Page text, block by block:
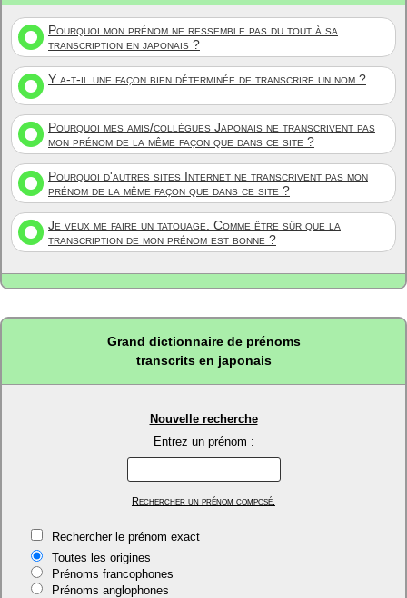
Pourquoi mon prénom ne ressemble pas du tout à sa
transcription en japonais ?
Y a-t-il une façon bien déterminée de transcrire un nom ?
Pourquoi mes amis/collègues Japonais ne transcrivent pas
mon prénom de la même façon que dans ce site ?
Pourquoi d'autres sites Internet ne transcrivent pas mon
prénom de la même façon que dans ce site ?
Je veux me faire un tatouage. Comme être sûr que la
transcription de mon prénom est bonne ?
Grand dictionnaire de prénoms
transcrits en japonais
Nouvelle recherche
Entrez un prénom :
Rechercher un prénom composé.
Rechercher le prénom exact
Toutes les origines
Prénoms francophones
Prénoms anglophones